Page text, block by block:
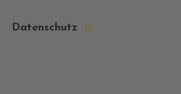
Datenschutz